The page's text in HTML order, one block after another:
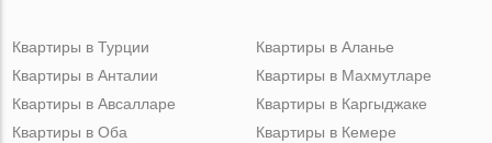
Квартиры в Турции
Квартиры в Анталии
Квартиры в Авсалларе
Квартиры в Оба
Квартиры в Аланье
Квартиры в Махмутларе
Квартиры в Каргыджаке
Квартиры в Кемере